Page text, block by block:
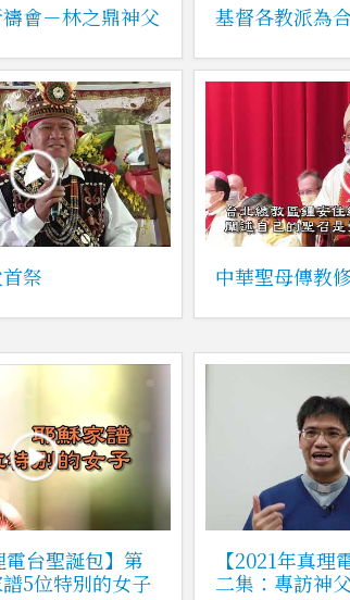
會－林之鼎神父 基督各教派為
祭 中華聖母傳教
台聖誕包】第
5位特別的女子
【2021年真理
二集：專訪神